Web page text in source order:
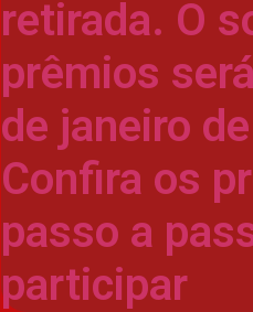
retirada. O
prêmios
de janeiro
Confira os
passo a
participar